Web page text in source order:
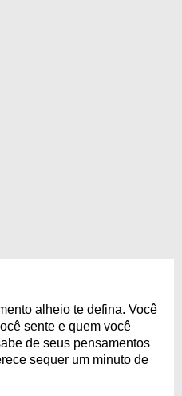
alheio te defina. Você
sente e quem você
de seus pensamentos
sequer um minuto de